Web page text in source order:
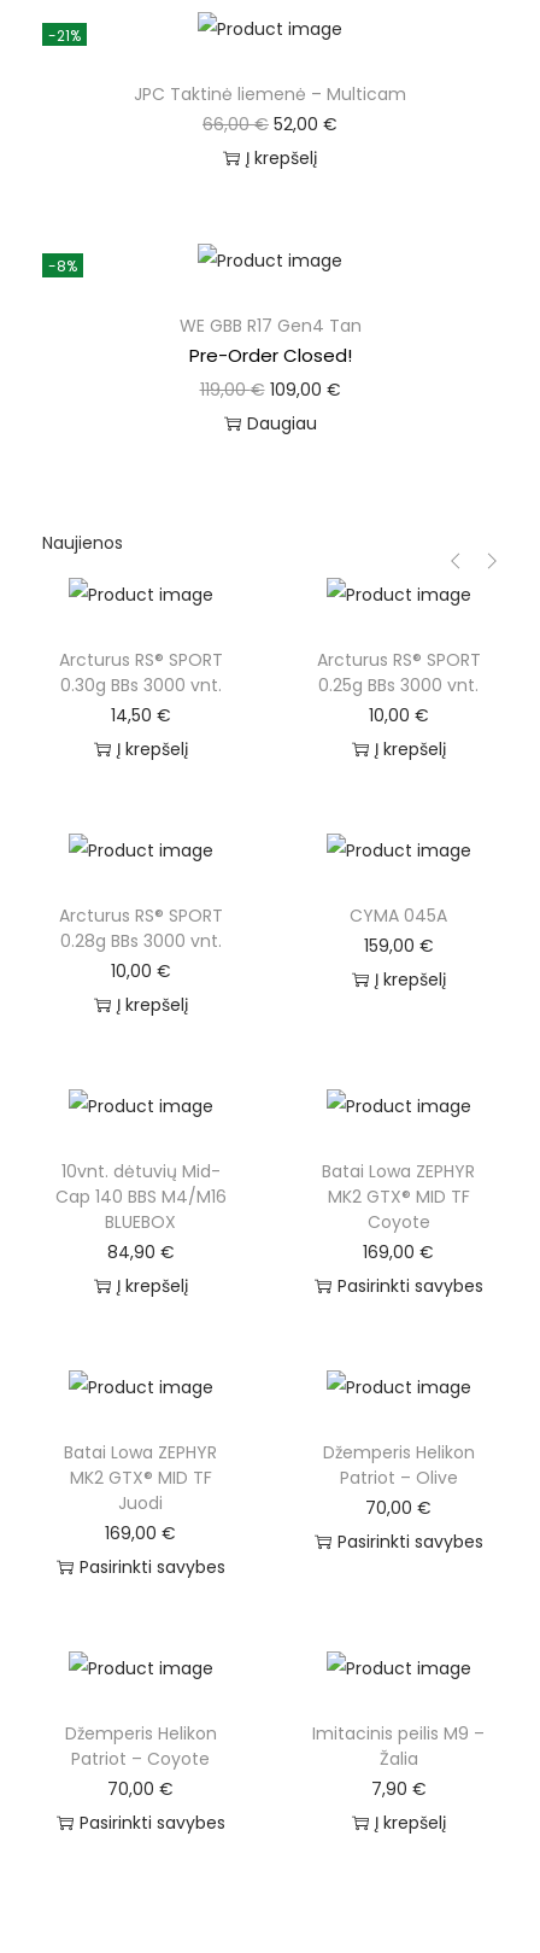
-21%
JPC Taktinė liemenė – Multicam
66,00€ 52,00 €
Į krepšelį
-8%
WE GBB R17 Gen4 Tan
Pre-Order Closed!
119,00€ 109,00 €
Daugiau
Naujienos
Arcturus RS® SPORT
0.30g BBs 3000 vnt.
14,50 €
Į krepšelį
Arcturus RS® SPORT
0.25g BBs 3000 vnt.
10,00 €
Į krepšelį
Arcturus RS® SPORT
0.28g BBs 3000 vnt.
10,00 €
Į krepšelį
CYMA 045A
159,00 €
Į krepšelį
10vnt. dėtuvių Mid-
Cap 140 BBS M4/M16
BLUEBOX
84,90 €
Į krepšelį
Batai Lowa ZEPHYR
MK2 GTX® MID TF
Coyote
169,00€
Pasirinkti savybes
Batai Lowa ZEPHYR
MK2 GTX® MID TF
Juodi
169,00€
Pasirinkti savybes
Džemperis Helikon
Patriot – Olive
70,00€
Pasirinkti savybes
Džemperis Helikon
Patriot – Coyote
70,00€
Pasirinkti savybes
Imitacinis peilis M9 –
Žalia
7,90 €
Į krepšelį